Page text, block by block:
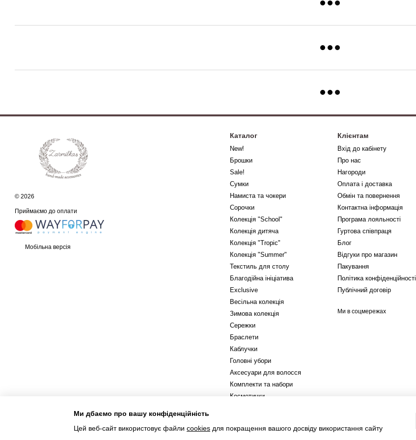
© 2026
Приймаємо до оплати
Мобільна версія
Інтернет-магазин створений з Хорошоп
Каталог
New!
Брошки
Sale!
Сумки
Намиста та чокери
Сорочки
Колекція "School"
Колекція дитяча
Колекція "Tropic"
Колекція "Summer"
Текстиль для столу
Благодійна ініціатива
Exclusive
Весільна колекція
Зимова колекція
Сережки
Браслети
Каблучки
Головні убори
Аксесуари для волосся
Комплекти та набори
Косметички
Клієнтам
Вхід до кабінету
Про нас
Нагороди
Оплата і доставка
Обмін та повернення
Контактна інформація
Програма лояльності
Гуртова співпраця
Блог
Відгуки про магазин
Пакування
Політика конфіденційності
Публічний договір
Ми в соцмережах
Ми дбаємо про вашу конфіденційність
Цей веб-сайт використовує файли cookies для покращення вашого досвіду використання сайту